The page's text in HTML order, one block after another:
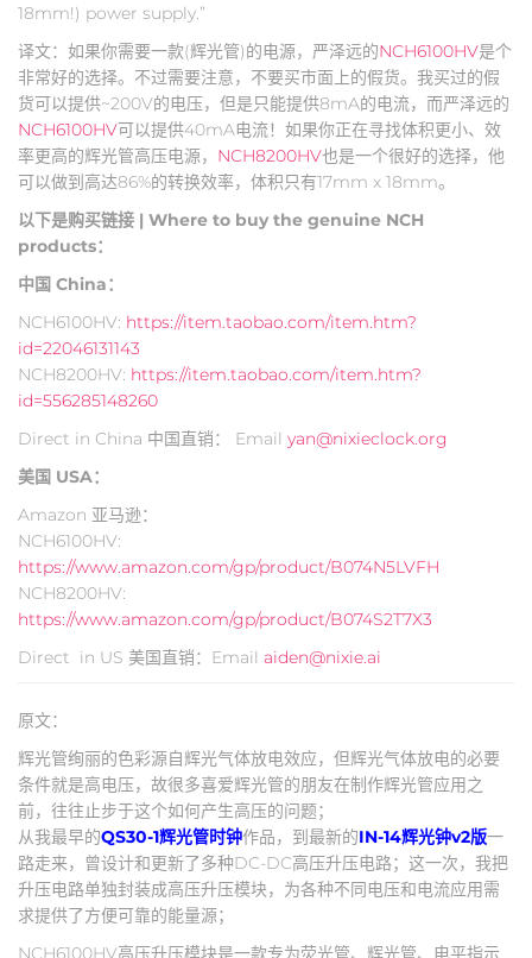
18mm!) power supply.”
译文：如果你需要一款(辉光管)的电源，严泽远的NCH6100HV是个
非常好的选择。不过需要注意，不要买市面上的假货。我买过的假
货可以提供~200V的电压，但是只能提供8mA的电流，而严泽远的
NCH6100HV可以提供40mA电流！如果你正在寻找体积更小、效
率更高的辉光管高压电源， NCH8200HV也是一个很好的选择，他
可以做到高达86%的转换效率，体积只有17mm x 18mm。
以下是购买链接 | Where to buy the genuine NCH
products：
中国 China：
NCH6100HV: https://item.taobao.com/item.htm?
id=22046131143
NCH8200HV: https://item.taobao.com/item.htm?
id=556285148260
Direct in China 中国直销： Email yan@nixieclock.org
美国 USA：
Amazon 亚马逊：
NCH6100HV:
https://www.amazon.com/gp/product/B074N5LVFH
NCH8200HV:
https://www.amazon.com/gp/product/B074S2T7X3
Direct in US 美国直销：Email aiden@nixie.ai
原文：
辉光管绚丽的色彩源自辉光气体放电效应，但辉光气体放电的必要
条件就是高电压，故很多喜爱辉光管的朋友在制作辉光管应用之
前，往往止步于这个如何产生高压的问题；
从我最早的QS30-1辉光管时钟作品，到最新的IN-14辉光钟v2版一
路走来，曾设计和更新了多种DC-DC高压升压电路；这一次，我把
升压电路单独封装成高压升压模块，为各种不同电压和电流应用需
求提供了方便可靠的能量源；
NCH6100HV高压升压模块是一款专为荧光管、辉光管、电平指示